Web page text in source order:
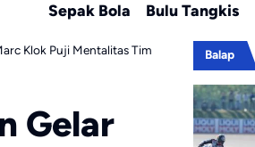
Sepak Bola Bulu Tangkis
Klok Puji Mentalitas Tim
Gelar
Balap